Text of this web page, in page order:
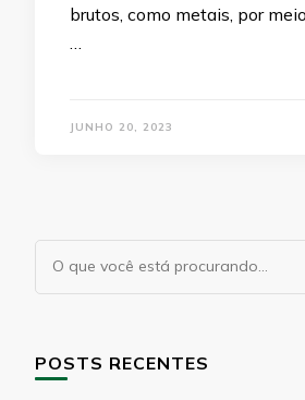
brutos, como metais, por
…
JUNHO 20, 2023
Procurando
algo?
POSTS RECENTES